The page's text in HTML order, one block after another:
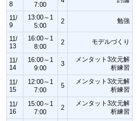
8
7:00
11/
9
13:00～1
5:00
2 勉強
11/
13
16:00～1
8:00
2 モデルづくり
11/
14
16:00～1
9:00
3
メンタット3次元解
析練習
11/
15
12:00～1
7:00
5
メンタット3次元解
析練習
11/
16
15:00～1
7:00
2
メンタット3次元解
析練習